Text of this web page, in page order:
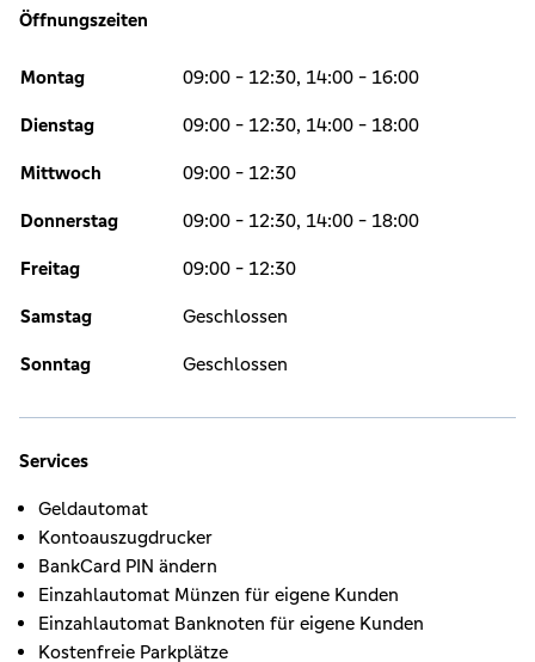
Öffnungszeiten
Montag 09:00 - 12:30, 14:00 - 16:00
Dienstag 09:00 - 12:30, 14:00 - 18:00
Mittwoch 09:00 - 12:30
Donnerstag 09:00 - 12:30, 14:00 - 18:00
Freitag 09:00 - 12:30
Samstag Geschlossen
Sonntag Geschlossen
Services
Geldautomat
Kontoauszugdrucker
BankCard PIN ändern
Einzahlautomat Münzen für eigene Kunden
Einzahlautomat Banknoten für eigene Kunden
Kostenfreie Parkplätze